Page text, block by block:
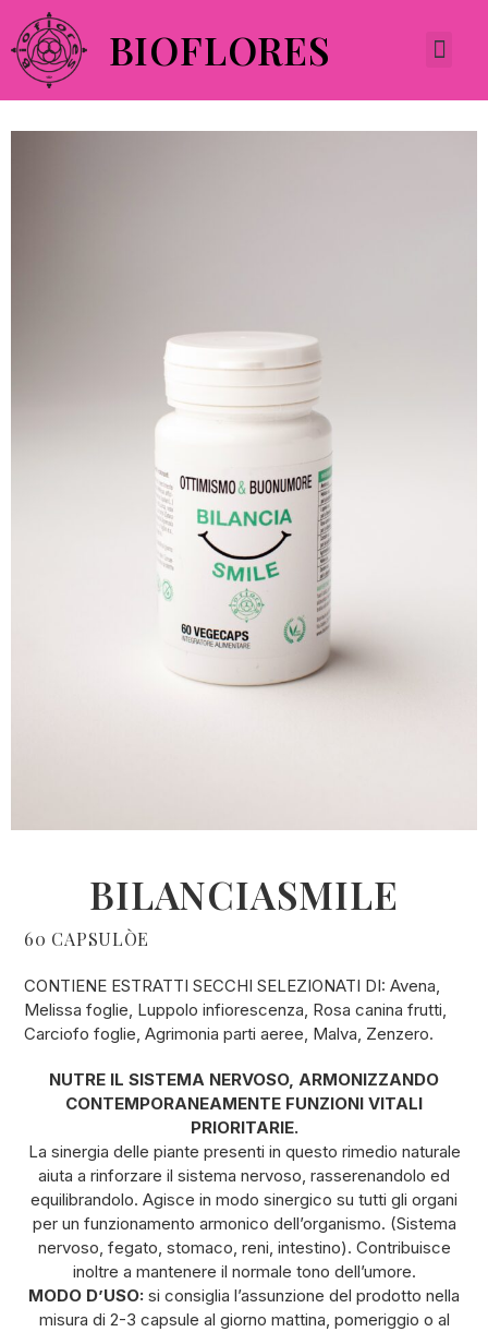
BIOFLORES
BILANCIASMILE
60 CAPSULÒE
CONTIENE ESTRATTI SECCHI SELEZIONATI DI: Avena,
Melissa foglie, Luppolo infiorescenza, Rosa canina frutti,
Carciofo foglie, Agrimonia parti aeree, Malva, Zenzero.
NUTRE IL SISTEMA NERVOSO, ARMONIZZANDO
CONTEMPORANEAMENTE FUNZIONI VITALI
PRIORITARIE.
La sinergia delle piante presenti in questo rimedio naturale
aiuta a rinforzare il sistema nervoso, rasserenandolo ed
equilibrandolo. Agisce in modo sinergico su tutti gli organi
per un funzionamento armonico dell’organismo. (Sistema
nervoso, fegato, stomaco, reni, intestino). Contribuisce
inoltre a mantenere il normale tono dell’umore.
MODO D’USO: si consiglia l’assunzione del prodotto nella
misura di 2-3 capsule al giorno mattina, pomeriggio o al